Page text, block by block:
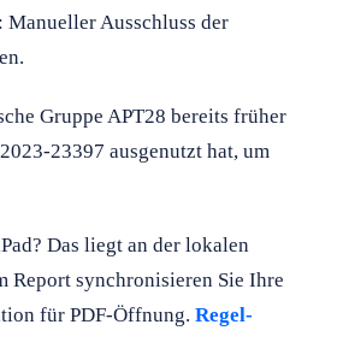
Manueller Ausschluss der
Gruppe APT28 bereits früher
23397 ausgenutzt hat, um
Das liegt an der lokalen
synchronisieren Sie Ihre
für PDF-Öffnung. Regel-